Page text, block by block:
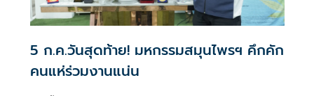
5 ก.ค.วันสุดท้าย! มหกรรมสมุนไพรฯ คึกคัก
คนแห่ร่วมงานแน่น